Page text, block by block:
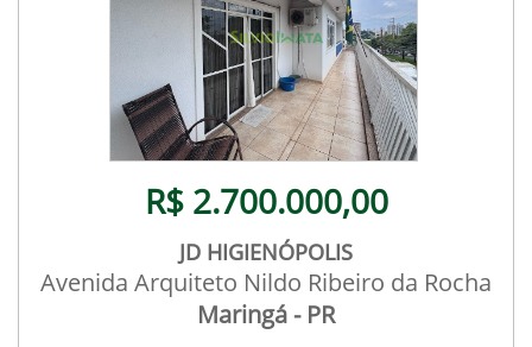
R$ 2.700.000,00
JD HIGIENÓPOLIS
Avenida Arquiteto Nildo Ribeiro da Rocha
Maringá - PR